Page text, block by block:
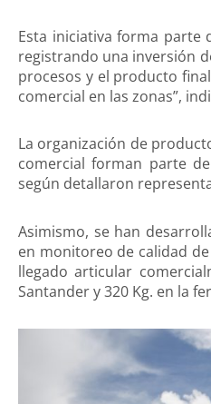
Esta iniciativa forma parte
registrando una inversión
procesos y el producto
comercial en las zonas”,
La organización de
comercial forman parte
según detallaron
Asimismo, se han
en monitoreo de calidad
llegado articular
Santander y 320 Kg. en la